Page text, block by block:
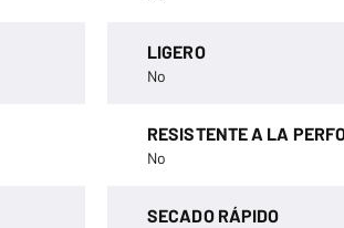
LIGERO
No
RESISTENTE A LA
No
SECADO RÁPIDO